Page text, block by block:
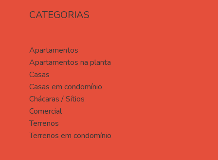
CATEGORIAS
Apartamentos
Apartamentos na planta
Casas
Casas em condomínio
Chácaras / Sítios
Comercial
Terrenos
Terrenos em condomínio